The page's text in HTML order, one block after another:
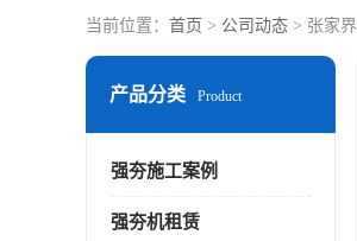
当前位置： 首页 > 公司动态 > 张家
产品分类 Product
强夯施工案例
强夯机租赁